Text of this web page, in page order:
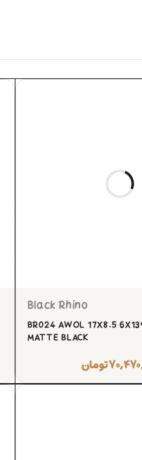
Black Rhino
BR024 AWOL 17X8.5
MATTE BLACK
تومان